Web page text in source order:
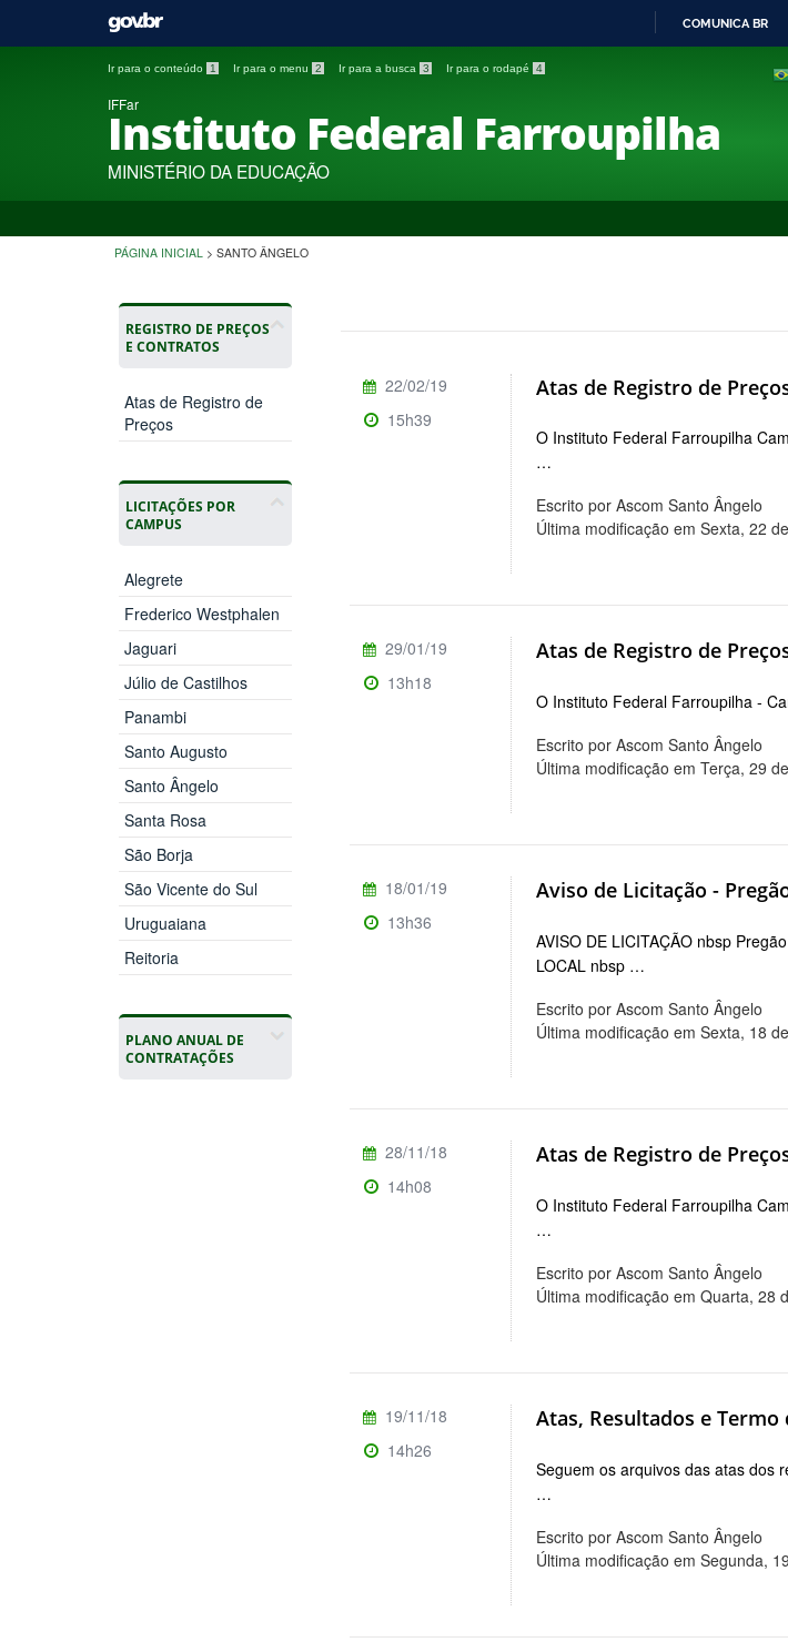
PARA
COMUNICA BR
Ir para o conteúdo 1 Ir para o menu 2 Ir para a busca 3 Ir para o rodapé 4
IFFar
Instituto Federal Farroupilha
MINISTÉRIO DA EDUCAÇÃO
PÁGINA INICIAL > SANTO ÂNGELO
REGISTRO DE PREÇOS
E CONTRATOS
Atas de Registro de
Preços
LICITAÇÕES POR
CAMPUS
Alegrete
Frederico Westphalen
Jaguari
Júlio de Castilhos
Panambi
Santo Augusto
Santo Ângelo
Santa Rosa
São Borja
São Vicente do Sul
Uruguaiana
Reitoria
PLANO ANUAL DE
CONTRATAÇÕES
Atas de Registro de
O Instituto Federal Farroupilha
…
Escrito por Ascom Santo Ângelo
Última modificação em Sexta, 22
22/02/19
15h39
Atas de Registro de
O Instituto Federal Farroupilha -
Escrito por Ascom Santo Ângelo
Última modificação em Terça, 29
29/01/19
13h18
Aviso de Licitação -
AVISO DE LICITAÇÃO nbsp
LOCAL nbsp …
Escrito por Ascom Santo Ângelo
Última modificação em Sexta, 18
18/01/19
13h36
Atas de Registro de
O Instituto Federal Farroupilha
…
Escrito por Ascom Santo Ângelo
Última modificação em Quarta, 28
28/11/18
14h08
Atas, Resultados e
Seguem os arquivos das atas dos
…
Escrito por Ascom Santo Ângelo
Última modificação em Segunda,
19/11/18
14h26